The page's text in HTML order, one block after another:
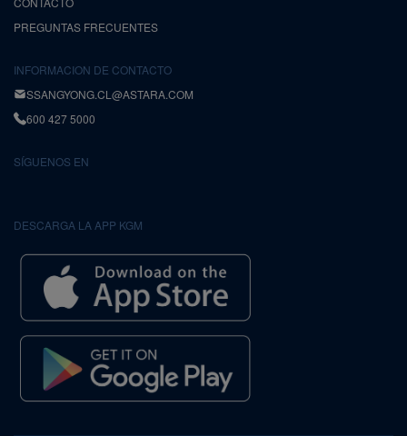
PREGUNTAS FRECUENTES
INFORMACION DE CONTACTO
SSANGYONG.CL@ASTARA.COM
600 427 5000
SÍGUENOS EN
DESCARGA LA APP KGM